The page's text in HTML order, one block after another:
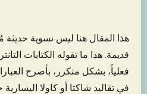
هذا المقال هنا ليس نسوية
قديمة. هذا ما تقوله الكتابات
فعلياً، بشكل متكرر، بأصرح
في تقاليد شاكتا أو كاولا